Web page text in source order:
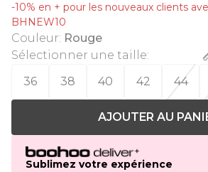
-10% en + pour les nouveaux clients
BHNEW10
Couleur: Rouge
Sélectionner une taille:
36
38 40 42 44
AJOUTER AU
Sublimez votre expérience